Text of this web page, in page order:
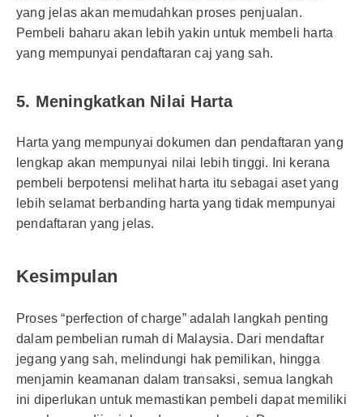
yang jelas akan memudahkan proses penjualan.
Pembeli baharu akan lebih yakin untuk membeli harta
yang mempunyai pendaftaran caj yang sah.
5. Meningkatkan Nilai Harta
Harta yang mempunyai dokumen dan pendaftaran yang
lengkap akan mempunyai nilai lebih tinggi. Ini kerana
pembeli berpotensi melihat harta itu sebagai aset yang
lebih selamat berbanding harta yang tidak mempunyai
pendaftaran yang jelas.
Kesimpulan
Proses “perfection of charge” adalah langkah penting
dalam pembelian rumah di Malaysia. Dari mendaftar
jegang yang sah, melindungi hak pemilikan, hingga
menjamin keamanan dalam transaksi, semua langkah
ini diperlukan untuk memastikan pembeli dapat memiliki